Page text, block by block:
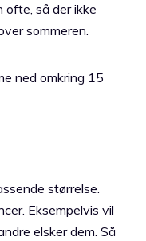
ofte, så der ikke
sommeren.
ned omkring 15
størrelse.
Eksempelvis vil
elsker dem. Så